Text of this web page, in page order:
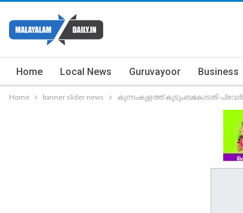
Home Local News Guruvayoor Business
Home banner slider news കുന്നംകുളത്ത് കുടുംബകോടതി